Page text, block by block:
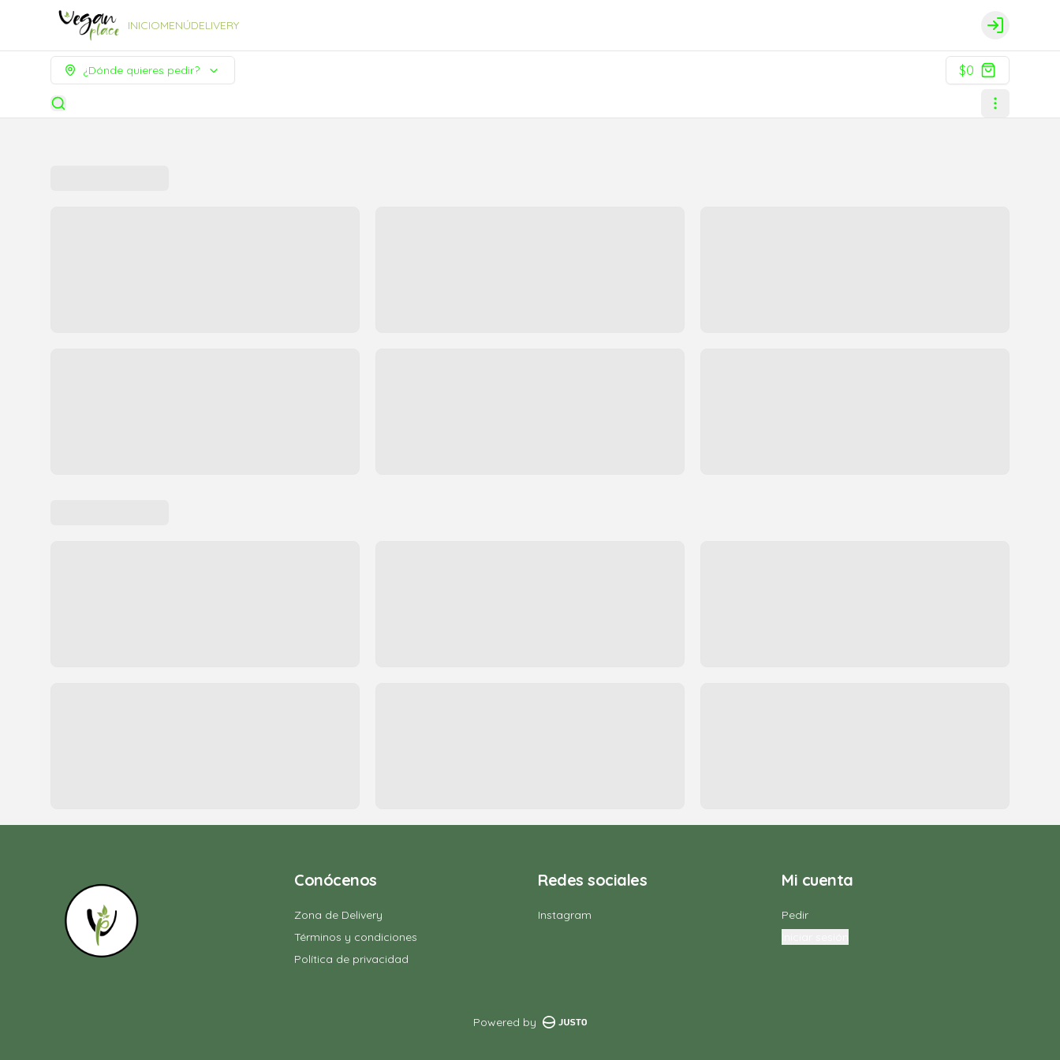
INICIOMENÚDELIVERY Login
¿Dónde quieres pedir? $0
Conócenos
Zona de Delivery
Términos y condiciones
Política de privacidad
Redes sociales
Instagram
Mi cuenta
Pedir
Powered by